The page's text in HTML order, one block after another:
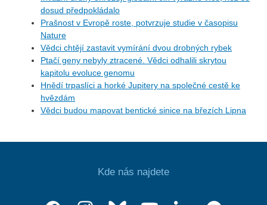
dosud předpokládalo
Prašnost v Evropě roste, potvrzuje studie v časopisu
Nature
Vědci chtějí zastavit vymírání dvou drobných rybek
Ptačí geny nebyly ztracené. Vědci odhalili skrytou
kapitolu evoluce genomu
Hnědí trpaslíci a horké Jupitery na společné cestě ke
hvězdám
Vědci budou mapovat bentické sinice na březích Lipna
Kde nás najdete